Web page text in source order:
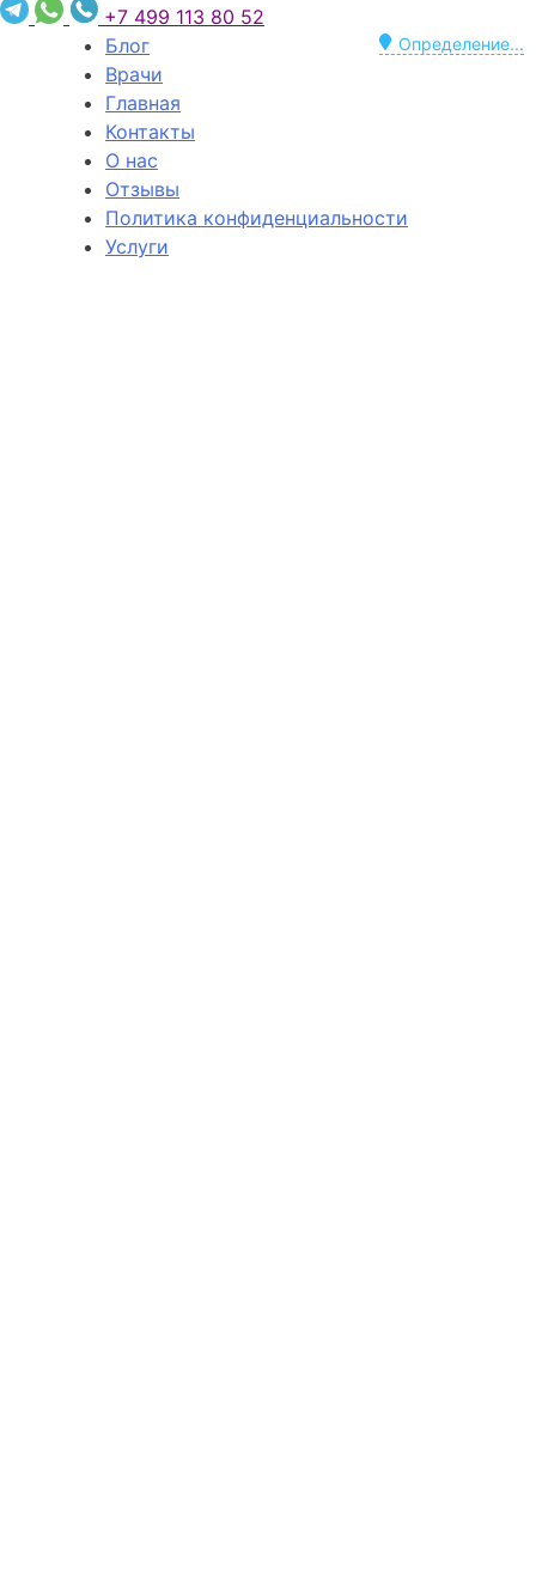
+7 499 113 80 52
Определение...
Блог
Врачи
Главная
Контакты
О нас
Отзывы
Политика конфиденциальности
Услуги